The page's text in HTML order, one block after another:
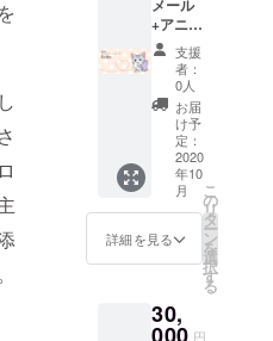
10月か
ら2021
年１月
まで
メール
+アニマ
ルコ
ミュニ
ケー
ショ
ン 質
問2項目
愛猫
ちゃ
ん、愛
犬ちゃ
んに伝
えたい
いこと
有効期
支援
者：
0人
お届
け予
定：
2020
年10
月
詳細を見る
こ
の
リ
タ
ー
ン
を
選
択
す
る
30,
円